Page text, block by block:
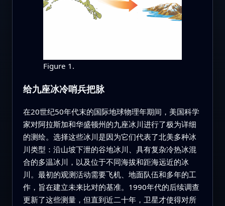
Figure 1.
给九座冰冷哨兵把脉
在20世纪50年代末的国际地球物理年期间，美国科学
家对阿拉斯加和华盛顿州的九座冰川进行了极为详细
的测绘。选择这些冰川是因为它们代表了北美多种冰
川类型：沿山坡下泄的谷地冰川、具有复杂冷热冰混
合的多温冰川，以及位于不同海拔和距海远近的冰
川。最初的观测活动需要飞机、地面队伍和多年的工
作，旨在建立未来比对的基准。1990年代的后续调查
更新了这些测量，但直到近二十年，卫星才使得对所